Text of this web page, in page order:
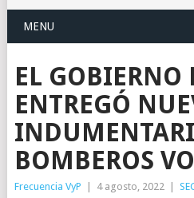
MENU
EL GOBIERNO
ENTREGÓ
BOMBEROS
Frecuencia VyP 4 agosto, 2022